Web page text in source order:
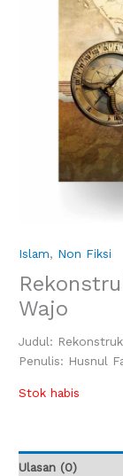
Islam, Non Fiksi
Wajo
Judul:
Penulis: Husnul
Stok habis
Ulasan (0)